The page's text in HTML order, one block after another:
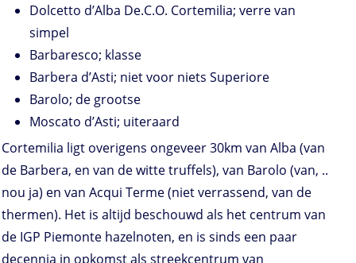
Dolcetto d’Alba De.C.O. Cortemilia; verre van
simpel
Barbaresco; klasse
Barbera d’Asti; niet voor niets Superiore
Barolo; de grootse
Moscato d’Asti; uiteraard
Cortemilia ligt overigens ongeveer 30km van Alba (van
de Barbera, en van de witte truffels), van Barolo (van, ..
nou ja) en van Acqui Terme (niet verrassend, van de
thermen). Het is altijd beschouwd als het centrum van
de IGP Piemonte hazelnoten, en is sinds een paar
decennia in opkomst als streekcentrum van